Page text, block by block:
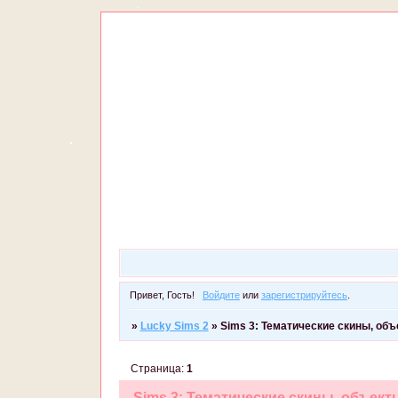
Привет, Гость! Войдитеили зарегистрируйтесь.
» Lucky Sims 2 » Sims 3: Тематические скины,
Страница: 1